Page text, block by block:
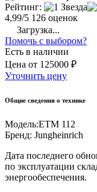
Рейтинг:
4,99/5 126 оценок
Загрузка...
Помочь с выбором?
Есть в наличии
Цена от 125000 ₽
Уточнить цену
Общие сведения о технике
Модель:ETM 112
Бренд: Jungheinrich
Дата последнего
по эксплуатации
энергообеспечения.